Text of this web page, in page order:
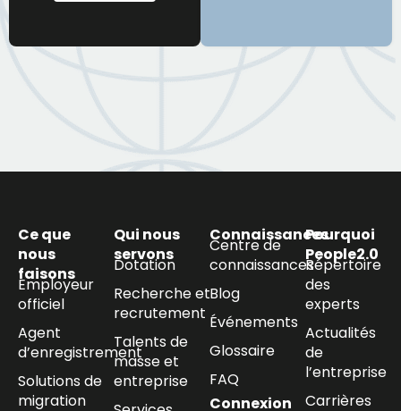
Ce que
nous
faisons
Employeur
officiel
Agent
d’enregistrement
Solutions de
migration
Qui nous
servons
Dotation
Recherche et
recrutement
Talents de
masse et
entreprise
Connaissances
Centre de
connaissances
Blog
Événements
Glossaire
FAQ
Connexion
Pourquoi
People2.0
Répertoire
des
experts
Actualités
de
l’entreprise
Carrières